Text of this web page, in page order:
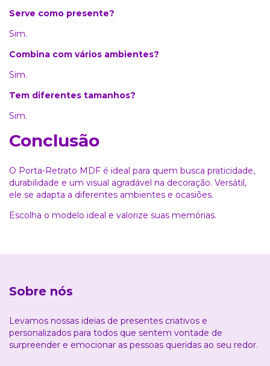
Serve como presente?
Sim.
Combina com vários ambientes?
Sim.
Tem diferentes tamanhos?
Sim.
Conclusão
O Porta-Retrato MDF é ideal para quem busca praticidade,
durabilidade e um visual agradável na decoração. Versátil,
ele se adapta a diferentes ambientes e ocasiões.
Escolha o modelo ideal e valorize suas memórias.
Sobre nós
Levamos nossas ideias de presentes criativos e
personalizados para todos que sentem vontade de
surpreender e emocionar as pessoas queridas ao seu redor.